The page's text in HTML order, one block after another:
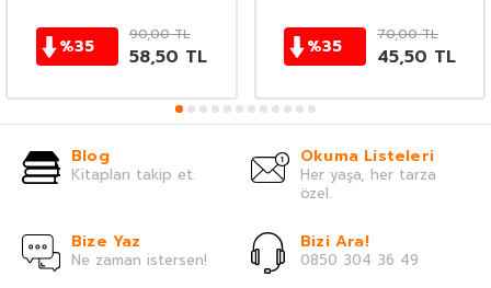
%35
90,00TL
58,50 TL %35
70,00TL
45,50 TL
Blog
Kitapları takip et.
Okuma Listeleri
Her yaşa, her tarza
özel.
Bize Yaz
Ne zaman istersen!
Bizi Ara!
0850 304 36 49